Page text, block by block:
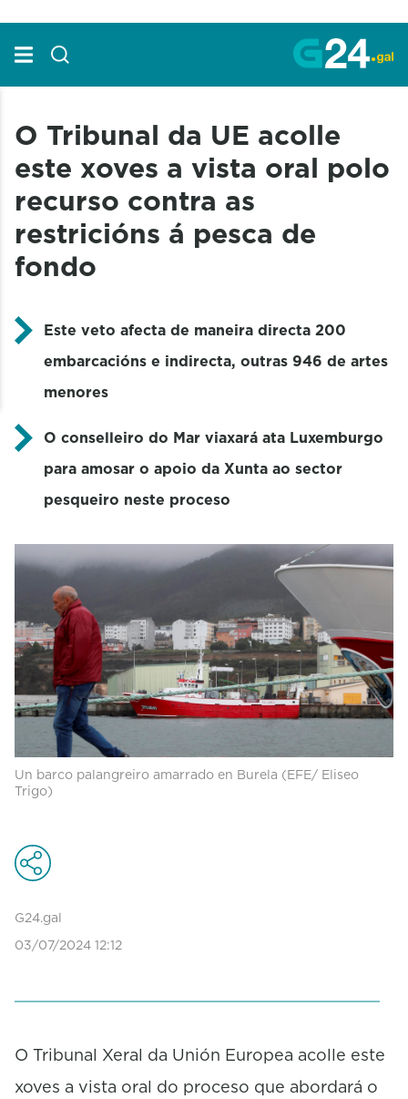
O Tribunal da UE acolle
este xoves a vista oral polo
recurso contra as
restricións á pesca de
fondo
Este veto afecta de maneira directa 200
embarcacións e indirecta, outras 946 de artes
menores
O conselleiro do Mar viaxará ata Luxemburgo
para amosar o apoio da Xunta ao sector
pesqueiro neste proceso
Un barco palangreiro amarrado en Burela (EFE/ Eliseo
Trigo)
G24.gal
03/07/2024 12:12
O Tribunal Xeral da Unión Europea acolle este
xoves a vista oral do proceso que abordará o